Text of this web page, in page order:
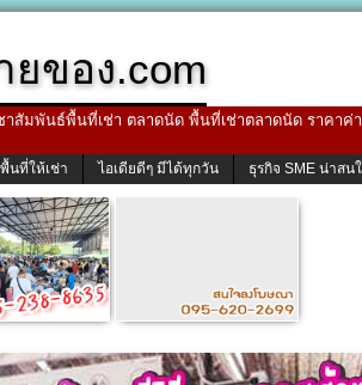
ยของ.com
สัมพันธ์พื้นที่เช่า ตลาดนัด พื้นที่เช่าตลาดนัด ราคา
พื้นที่ให้เช่า ไอเดียดีๆ มีได้ทุกวัน ธุรกิจ SME น่าสน